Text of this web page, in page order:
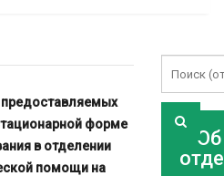
форме
в отделении
помощи на
Об